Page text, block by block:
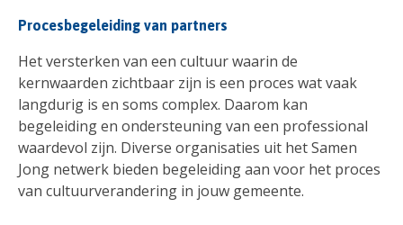
Procesbegeleiding van partners
Het versterken van een cultuur waarin de
kernwaarden zichtbaar zijn is een proces wat vaak
langdurig is en soms complex. Daarom kan
begeleiding en ondersteuning van een professional
waardevol zijn. Diverse organisaties uit het Samen
Jong netwerk bieden begeleiding aan voor het proces
van cultuurverandering in jouw gemeente.